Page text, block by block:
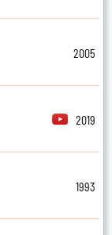
2005
2019
1993